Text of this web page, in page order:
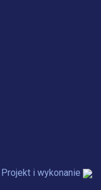
Projekt i wykonanie